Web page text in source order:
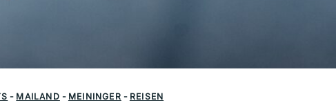
- MAILAND - MEININGER - REISEN